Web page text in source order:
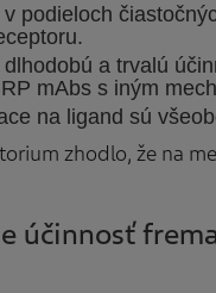
podieloch
a trvalú
mAbs s iným
na ligand sú
zhodlo, že na
účinnosť